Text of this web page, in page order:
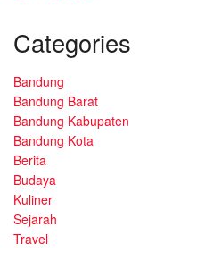
Categories
Bandung
Bandung Barat
Bandung Kabupaten
Bandung Kota
Berita
Budaya
Kuliner
Sejarah
Travel